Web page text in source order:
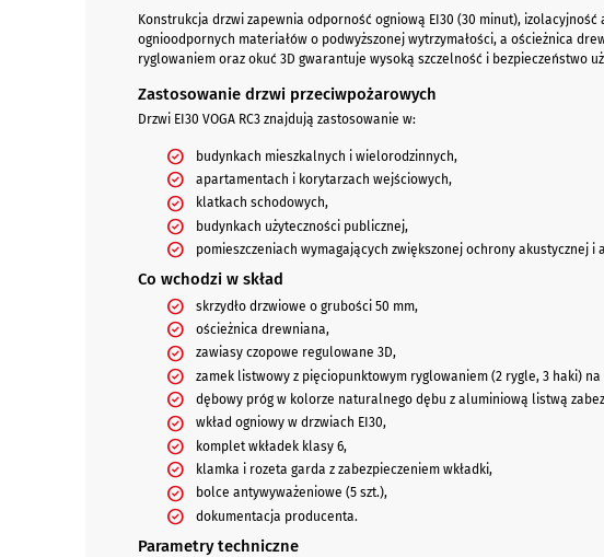
Konstrukcja drzwi zapewnia odporność ogniową EI30 (30 minut), izolacyjność
ognioodpornych materiałów o podwyższonej wytrzymałości, a ościeżnica
ryglowaniem oraz okuć 3D gwarantuje wysoką szczelność i bezpieczeństwo
Zastosowanie drzwi przeciwpożarowych
Drzwi EI30 VOGA RC3 znajdują zastosowanie w:
budynkach mieszkalnych i wielorodzinnych,
apartamentach i korytarzach wejściowych,
klatkach schodowych,
budynkach użyteczności publicznej,
pomieszczeniach wymagających zwiększonej ochrony akustycznej i
Co wchodzi w skład
skrzydło drzwiowe o grubości 50 mm,
ościeżnica drewniana,
zawiasy czopowe regulowane 3D,
zamek listwowy z pięciopunktowym ryglowaniem (2 rygle, 3 haki) na
dębowy próg w kolorze naturalnego dębu z aluminiową listwą
wkład ogniowy w drzwiach EI30,
komplet wkładek klasy 6,
klamka i rozeta garda z zabezpieczeniem wkładki,
bolce antywyważeniowe (5 szt.),
dokumentacja producenta.
Parametry techniczne